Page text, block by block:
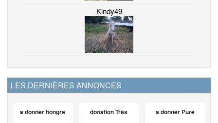
Kindy49
LES DERNIÈRES ANNONCES
a donner hongre donation Très a donner Pure